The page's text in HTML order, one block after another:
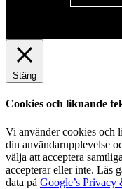
Stäng
Cookies och liknande
Vi använder cookies och
din användarupplevelse
välja att acceptera
accepterar eller inte. Läs
data på Google’s Privacy